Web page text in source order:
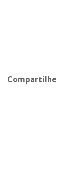
Compartilhe